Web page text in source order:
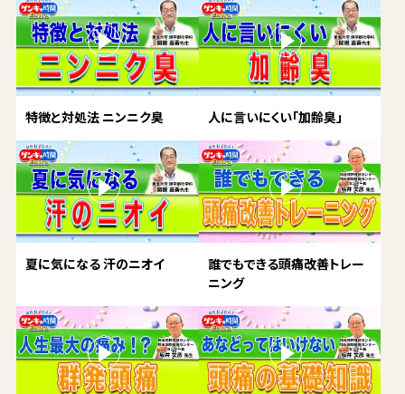
特徴と対処法 ニンニク臭 人に言いにくい「加齢臭」
夏に気になる 汗のニオイ
誰でもできる頭痛改善トレー
ニング